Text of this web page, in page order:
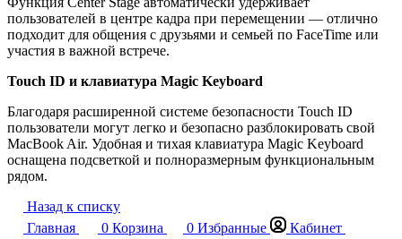
пользователей в центре кадра при перемещении — отлично
подходит для общения с друзьями и семьей по FaceTime или
участия в важной встрече.
Touch ID и клавиатура Magic Keyboard
Благодаря расширенной системе безопасности Touch ID
пользователи могут легко и безопасно разблокировать свой
MacBook Air. Удобная и тихая клавиатура Magic Keyboard
оснащена подсветкой и полноразмерным функциональным
рядом.
Назад к списку
Главная
0 Корзина 0 Избранные
Кабинет